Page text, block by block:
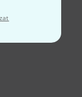
vagy